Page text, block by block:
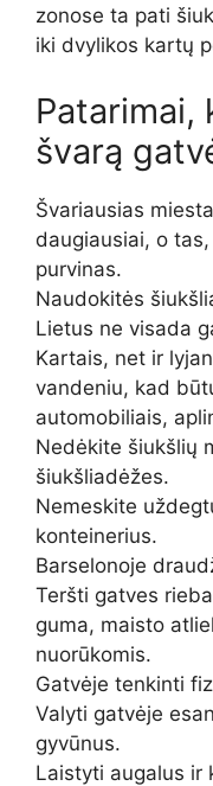
zonose ta pati
iki dvylikos kartų
Patarimai,
švarą
Švariausias
daugiausiai, o
purvinas.
Naudokitės
Lietus ne visada
Kartais, net ir
vandeniu, kad
automobiliais,
Nedėkite šiukšlių
šiukšliadėžes.
Nemeskite
konteinerius.
Barselonoje
Teršti gatves
guma, maisto
nuorūkomis.
Gatvėje tenkinti
Valyti gatvėje
gyvūnus.
Laistyti augalus ir